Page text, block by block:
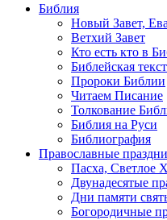
Библия
Новый Завет,
Ветхий Завет
Кто есть кто в
Библейская
Пророки Библии
Читаем Писание
Толкование
Библия на Руси
Библиография
Православные
Пасха, Светлое
Двунадесятые
Дни памяти
Богородичные